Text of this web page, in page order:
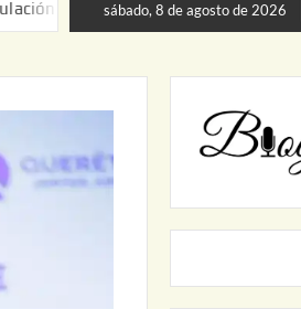
Ejido de Puerta de Palmillas
sábado, 8 de agosto de 2026